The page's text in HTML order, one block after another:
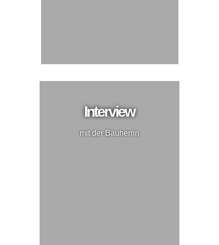
Interview
mit der Bauherrin